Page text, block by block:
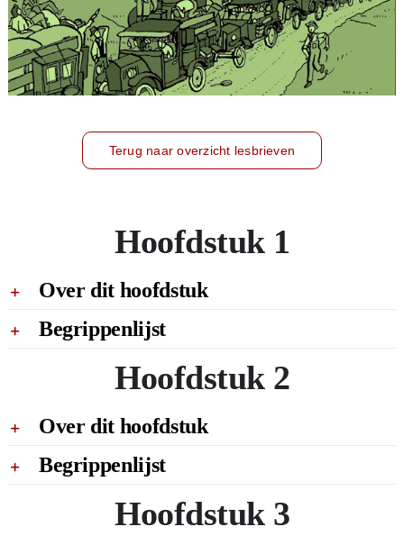
Terug naar overzicht lesbrieven
Hoofdstuk 1
Over dit hoofdstuk
Begrippenlijst
Hoofdstuk 2
Over dit hoofdstuk
Begrippenlijst
Hoofdstuk 3